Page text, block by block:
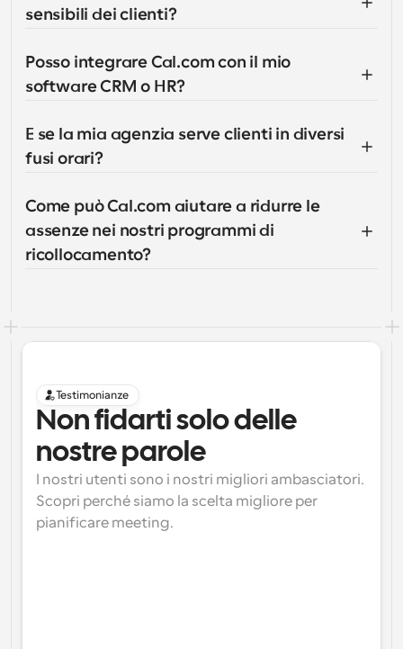
sensibili dei clienti?
Posso integrare Cal.com con il mio
software CRM o HR?
E se la mia agenzia serve clienti in diversi
fusi orari?
Come può Cal.com aiutare a ridurre le
assenze nei nostri programmi di
ricollocamento?
Testimonianze
Non fidarti solo delle
nostre parole
I nostri utenti sono i nostri migliori ambasciatori.
Scopri perché siamo la scelta migliore per
pianificare meeting.